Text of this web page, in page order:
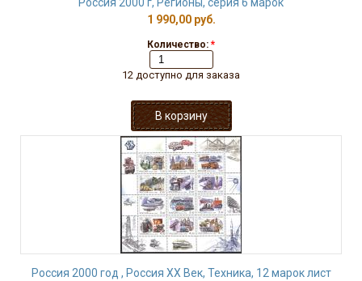
1 990,00 руб.
Количество: *
12 доступно для заказа
Россия 2000 год , Россия ХХ Век, Техника, 12 марок лист